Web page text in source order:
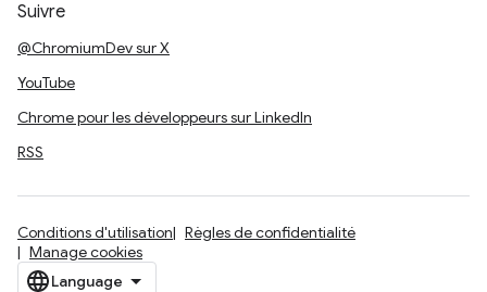
Suivre
@ChromiumDev sur X
YouTube
Chrome pour les développeurs sur LinkedIn
RSS
Conditions d'utilisation
Règles de confidentialité
Manage cookies